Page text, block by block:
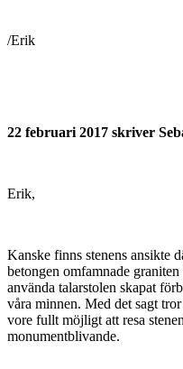
/Erik
22 februari 2017 skriver
Erik,
Kanske finns stenens ansikte
betongen omfamnade
använda talarstolen skapat
våra minnen. Med det sagt
vore fullt möjligt att resa
monumentblivande.